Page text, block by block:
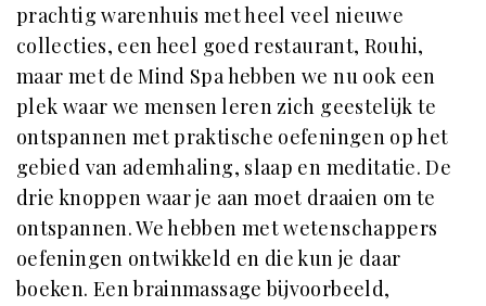
prachtig warenhuis met heel veel nieuwe
collecties, een heel goed restaurant, Rouhi,
maar met de Mind Spa hebben we nu ook een
plek waar we mensen leren zich geestelijk te
ontspannen met praktische oefeningen op het
gebied van ademhaling, slaap en meditatie. De
drie knoppen waar je aan moet draaien om te
ontspannen. We hebben met wetenschappers
oefeningen ontwikkeld en die kun je daar
boeken. Een brainmassage bijvoorbeeld,